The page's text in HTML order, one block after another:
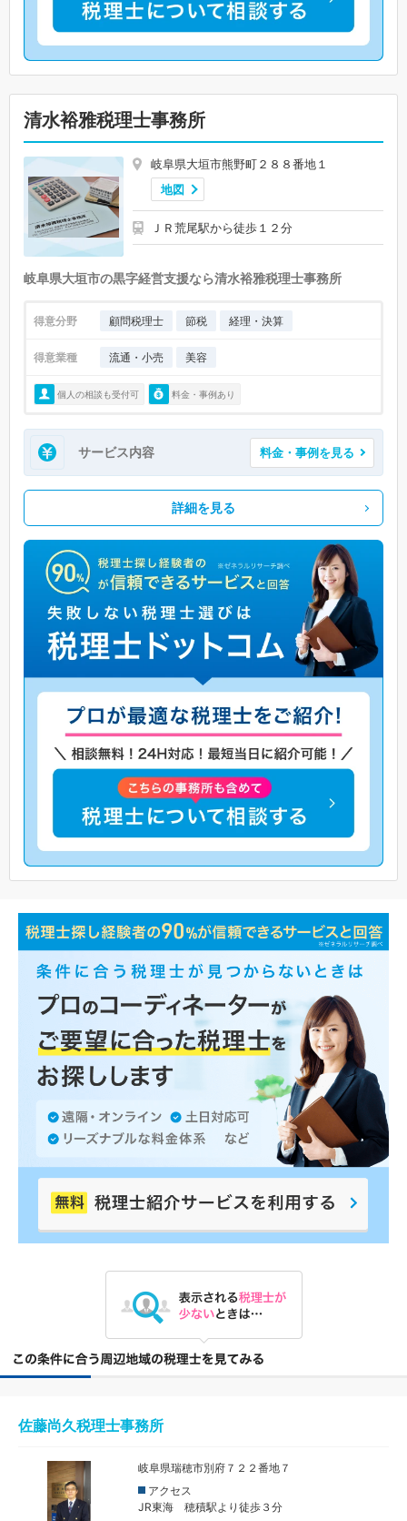
清水裕雅税理士事務所
岐阜県大垣市熊野町２８８番地１
地図
ＪＲ荒尾駅から徒歩１２分
岐阜県大垣市の黒字経営支援なら清水裕雅税理士事務所
得意分野 顧問税理士 節税 経理・決算
得意業種 流通・小売 美容
個人の相談も受付可 料金・事例あり
サービス内容 料金・事例を見る
詳細を見る
佐藤尚久税理士事務所
岐阜県瑞穂市別府７２２番地７
アクセス
JR東海 穂積駅より徒歩３分